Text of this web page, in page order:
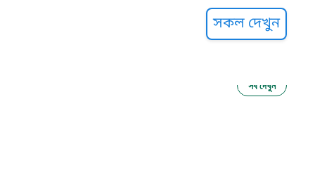
সকল দেখুন
সব দেখুন